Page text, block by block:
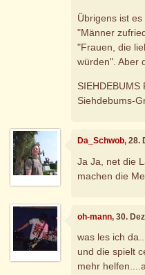
Übrigens ist
"Männer
"Frauen, die
würden". Aber
SIEHDEBUMS
Siehdebums-
Da_Schwob, 28.
Ja Ja, net die
machen die
oh-mann, 30.
was les ich
und die spielt
mehr